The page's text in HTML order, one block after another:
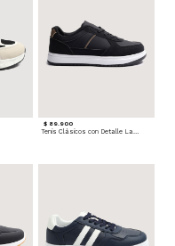
$ 89.900
Tenis Clásicos con Detalle Lateral